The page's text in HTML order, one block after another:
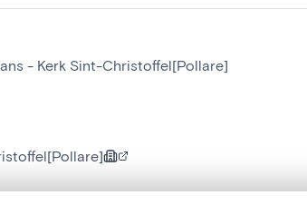
- Kerk Sint-Christoffel[Pollare]